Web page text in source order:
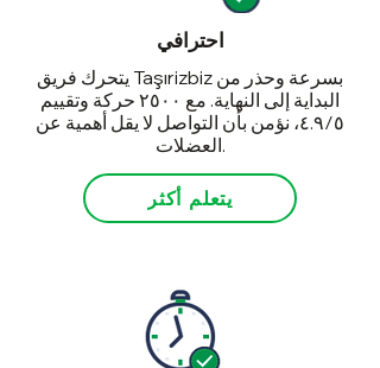
احترافي
يتحرك فريق Taşırizbiz بسرعة وحذر من
البداية إلى النهاية. مع ٢٥٠٠ حركة وتقييم
٤.٩/٥، نؤمن بأن التواصل لا يقل أهمية عن
العضلات.
يتعلم أكثر